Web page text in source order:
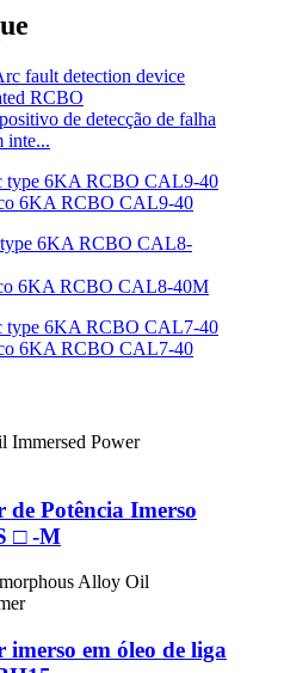
de detecção de falha
inte...
6KA RCBO CAL9-40
6KA RCBO CAL8-40M
6KA RCBO CAL7-40
Potência Imerso
□ -M
em óleo de liga